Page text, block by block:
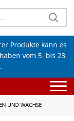
Produkte kann es
vom 5. bis 23.
UND WACHSE